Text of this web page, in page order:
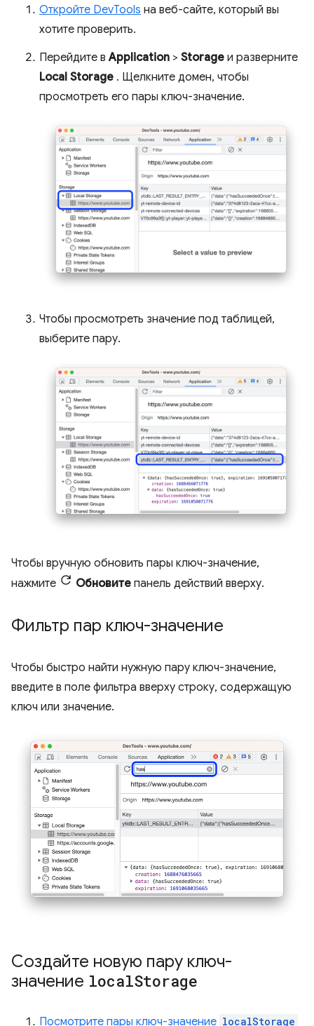
Откройте DevTools на веб-сайте, который вы
хотите проверить.
Перейдите вApplication > Storage и разверните
Local Storage . Щелкните домен, чтобы
просмотреть его пары ключ-значение.
Чтобы просмотреть значение под таблицей,
выберите пару.
Чтобы вручную обновить пары ключ-значение,
нажмите
Обновите панель действий вверху.
Фильтр пар ключ-значение
Чтобы быстро найти нужную пару ключ-значение,
введите в поле фильтра вверху строку, содержащую
ключ или значение.
Создайте новую пару ключ-
значение localStorage
Посмотрите пары ключ-значение localStorage